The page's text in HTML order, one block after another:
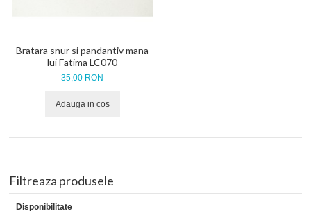
DESPRE NOI
TESTIMONIALE CLIENTI
INFO PRODUSE
Bratara snur si pandantiv mana
lui Fatima LC070
35,00 RON
Adauga in cos
Filtreaza produsele
Disponibilitate